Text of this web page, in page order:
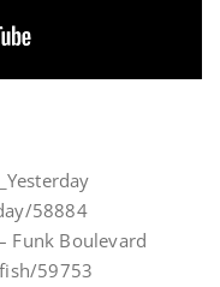
58884
Funk Boulevard
59753